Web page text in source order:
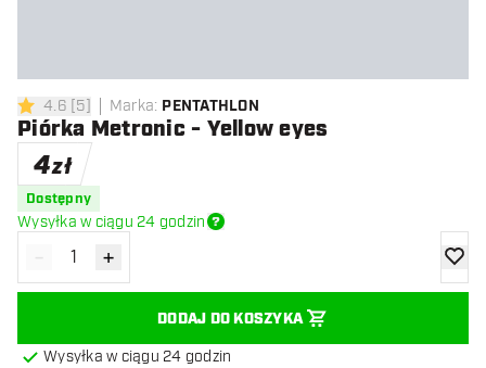
4.6 gwiazdki oceny
4.6 [5] Marka: PENTATHLON
Piórka Metronic - Yellow eyes
4zł
Dostępny
Wysyłka w ciągu 24 godzin
Zmniejsz ilość
- Zwiększ ilość
+
DODAJ DO KOSZYKA
Wysyłka w ciągu 24 godzin